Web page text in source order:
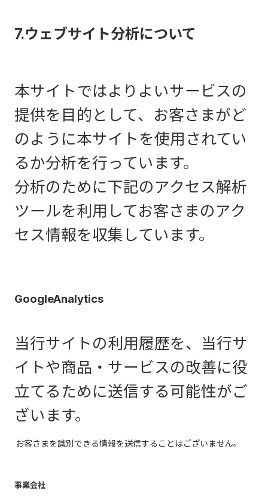
7.ウェブサイト分析について
本サイトではよりよいサービスの
提供を目的として、お客さまがど
のように本サイトを使用されてい
るか分析を行っています。
分析のために下記のアクセス解析
ツールを利用してお客さまのアク
セス情報を収集しています。
GoogleAnalytics
当行サイトの利用履歴を、当行サ
イトや商品・サービスの改善に役
立てるために送信する可能性がご
ざいます。
お客さまを識別できる情報を送信することはございません。
事業会社